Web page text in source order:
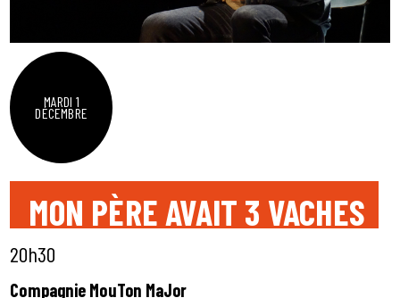
MARDI 1
DÉCEMBRE
MON PÈRE AVAIT 3 VACHES
20h30
Compagnie MouTon MaJor